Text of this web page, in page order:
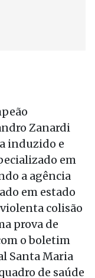
Zanardi
induzido e
em
a agência
em estado
colisão
prova de
o boletim
Santa Maria
de saúde